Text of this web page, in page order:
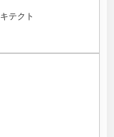
テクト